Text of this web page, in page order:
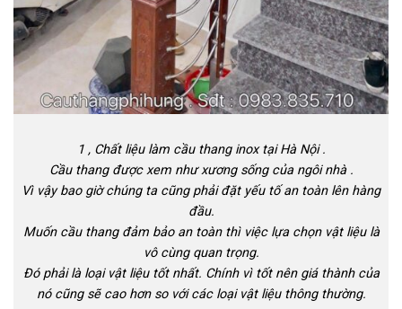
1 , Chất liệu làm cầu thang inox tại Hà Nội .
Cầu thang được xem như xương sống của ngôi nhà .
Vì vậy bao giờ chúng ta cũng phải đặt yếu tố an toàn lên hàng
đầu.
Muốn cầu thang đảm bảo an toàn thì việc lựa chọn vật liệu là
vô cùng quan trọng.
Đó phải là loại vật liệu tốt nhất. Chính vì tốt nên giá thành của
nó cũng sẽ cao hơn so với các loại vật liệu thông thường.